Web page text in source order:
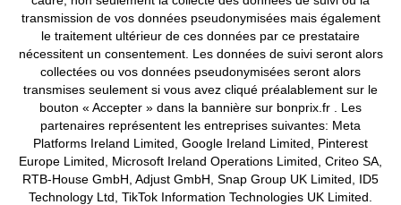
Deutsch Français
transmission de vos données pseudonymisées mais également
le traitement ultérieur de ces données par ce prestataire
nécessitent un consentement. Les données de suivi seront alors
collectées ou vos données pseudonymisées seront alors
transmises seulement si vous avez cliqué préalablement sur le
bouton « Accepter » dans la bannière sur bonprix.fr . Les
partenaires représentent les entreprises suivantes: Meta
Platforms Ireland Limited, Google Ireland Limited, Pinterest
Europe Limited, Microsoft Ireland Operations Limited, Criteo SA,
RTB-House GmbH, Adjust GmbH, Snap Group UK Limited, ID5
Technology Ltd, TikTok Information Technologies UK Limited.